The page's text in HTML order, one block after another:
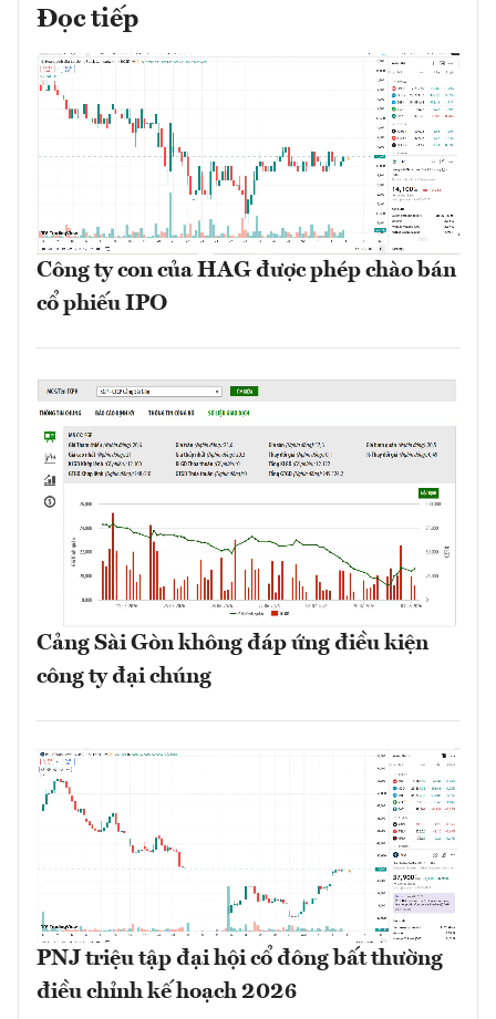
Đọc tiếp
Công ty con của HAG được phép chào bán
cổ phiếu IPO
Cảng Sài Gòn không đáp ứng điều kiện
công ty đại chúng
PNJ triệu tập đại hội cổ đông bất thường
điều chỉnh kế hoạch 2026